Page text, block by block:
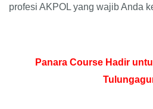
profesi AKPOL yang wajib Anda
Panara Course Hadir